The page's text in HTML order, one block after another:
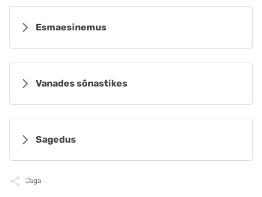
Esmaesinemus
Vanades sõnastikes
Sagedus
Jaga